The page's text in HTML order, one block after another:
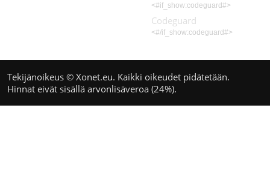
<#if_show:codeguard#>
Codeguard
<#/if_show:codeguard#>
Tekijänoikeus © Xonet.eu. Kaikki oikeudet pidätetään.
Hinnat eivät sisällä arvonlisäveroa (24%).